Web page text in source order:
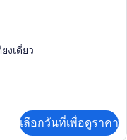
งเดี่ยว
เลือกวันที่เพื่อดูราคา